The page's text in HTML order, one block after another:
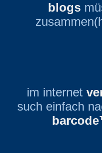
blogs
im internet
such einfach